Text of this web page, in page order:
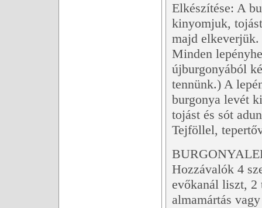
Elkészítése: A
kinyomjuk,
majd elkeverjük.
Minden
újburgonyából
tennünk.) A
burgonya levét
tojást és sót
Tejföllel,
Hozzávalók 4
evőkanál liszt, 2
almamártás